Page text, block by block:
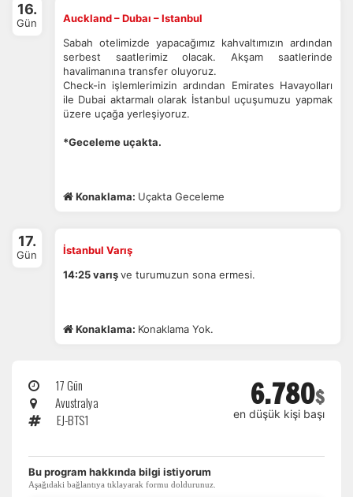
16.
Gün
Auckland – Dubaı – Istanbul
Sabah otelimizde yapacağımız kahvaltımızın ardından
serbest saatlerimiz olacak. Akşam saatlerinde
havalimanına transfer oluyoruz.
Check-in işlemlerimizin ardından Emirates Havayolları
ile Dubai aktarmalı olarak İstanbul uçuşumuzu yapmak
üzere uçağa yerleşiyoruz.
*Geceleme uçakta.
Konaklama: Uçakta Geceleme
17.
Gün
İstanbul Varış
14:25 varışve turumuzun sona ermesi.
Konaklama: Konaklama Yok.
17 Gün
Avustralya
EJ-BTS1
6.780$
en düşük kişi başı
​Bu program hakkında bilgi istiyorum
Aşağıdaki bağlantıya tıklayarak formu doldurunuz.